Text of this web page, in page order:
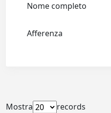
Nome completo
Afferenza
Mostra
records